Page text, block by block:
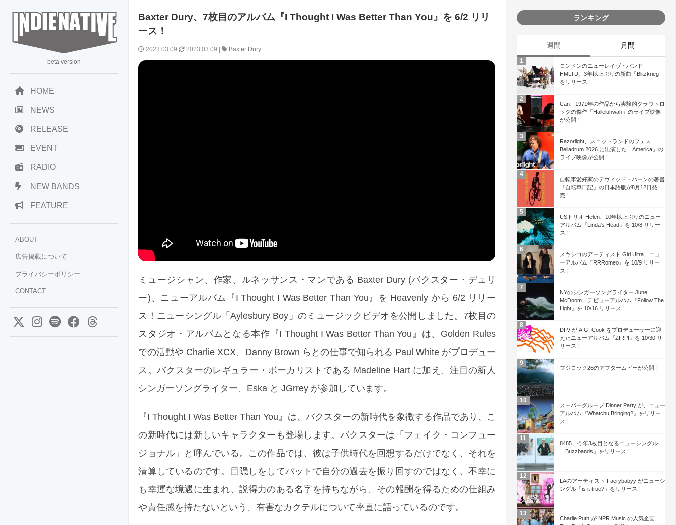
beta version
HOME
NEWS
RELEASE
EVENT
RADIO
NEW BANDS
FEATURE
ABOUT
広告掲載について
プライバシーポリシー
CONTACT
Baxter Dury、7枚目のアルバム『I Thought I Was Better Than You』を 6/2 リリ
ース！
2023.03.09 2023.03.09 | Baxter Dury
ミュージシャン、作家、ルネッサンス・マンである Baxter Dury (バクスター・デュリ
ー)、ニューアルバム『I Thought I Was Better Than You』を Heavenly から 6/2 リリー
ス！ニューシングル「Aylesbury Boy」のミュージックビデオを公開しました。7枚目の
スタジオ・アルバムとなる本作『I Thought I Was Better Than You』は、Golden Rules
での活動や Charlie XCX、Danny Brown らとの仕事で知られる Paul White がプロデュー
ス。バクスターのレギュラー・ボーカリストである Madeline Hart に加え、注目の新人
シンガーソングライター、Eska と JGrrey が参加しています。
『I Thought I Was Better Than You』は、バクスターの新時代を象徴する作品であり、こ
の新時代には新しいキャラクターも登場します。バクスターは「フェイク・コンフュー
ジョナル」と呼んでいる。この作品では、彼は子供時代を回想するだけでなく、それを
清算しているのです。目隠しをしてバットで自分の過去を振り回すのではなく、不幸に
も幸運な境遇に生まれ、説得力のある名字を持ちながら、その報酬を得るための仕組み
や責任感を持たないという、有害なカクテルについて率直に語っているのです。
ランキング
週間 月間
ロンドンのニューレイヴ・バンド
HMLTD、3年以上ぶりの新曲「Blitzkrieg」
をリリース！
Can、1971年の作品から実験的クラウトロ
ックの傑作「Halleluhwah」のライブ映像
が公開！
Razorlight、スコットランドのフェス
Belladrum 2026 に出演した「America」の
ライブ映像が公開！
自転車愛好家のデヴィッド・バーンの著書
『自転車日記』の日本語版が8月12日発
売！
USトリオ Helen、10年以上ぶりのニュー
アルバム『Linda's Head』を 10/8 リリー
ス！
メキシコのアーティスト Girl Ultra、ニュ
ーアルバム『RRRomeo』を 10/9 リリー
ス！
NYのシンガーソングライター June
McDoom、デビューアルバム『Follow The
Light』を 10/16 リリース！
DIIV が A.G. Cook をプロデューサーに迎
えたニューアルバム『ZIRP!』を 10/30 リ
リース！
フジロック26のアフタームビーが公開！
スーパーグループ Dinner Party が、ニュー
アルバム『Whatchu Bringing?』をリリー
ス！
8485、今年3枚目となるニューシングル
「Buzzbands」をリリース！
LAのアーティスト Faerybabyy がニューシ
ングル「is it true?」をリリース！
Charlie Puth が NPR Music の人気企画